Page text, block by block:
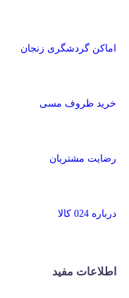
اماکن گردشگری زنجان
خرید ظروف مسی
رضایت مشتریان
درباره 024 کالا
اطلاعات مفید